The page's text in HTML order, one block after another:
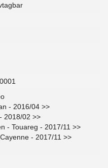
- 2016/04 >>
2018/02 >>
- Touareg - 2017/11 >>
- 2017/11 >>